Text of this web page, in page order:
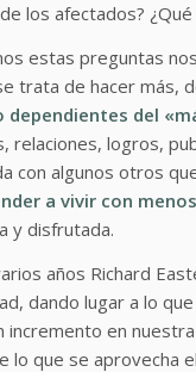
los afectados?
estas preguntas
trata de hacer más,
dependientes del
relaciones, logros,
con algunos otros
a vivir con menos
y disfrutada.
años Richard
dando lugar a lo
incremento en
lo que se aprovecha